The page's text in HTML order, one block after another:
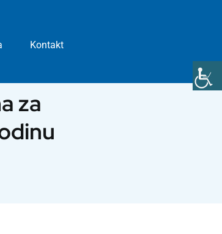
Kontakt
za